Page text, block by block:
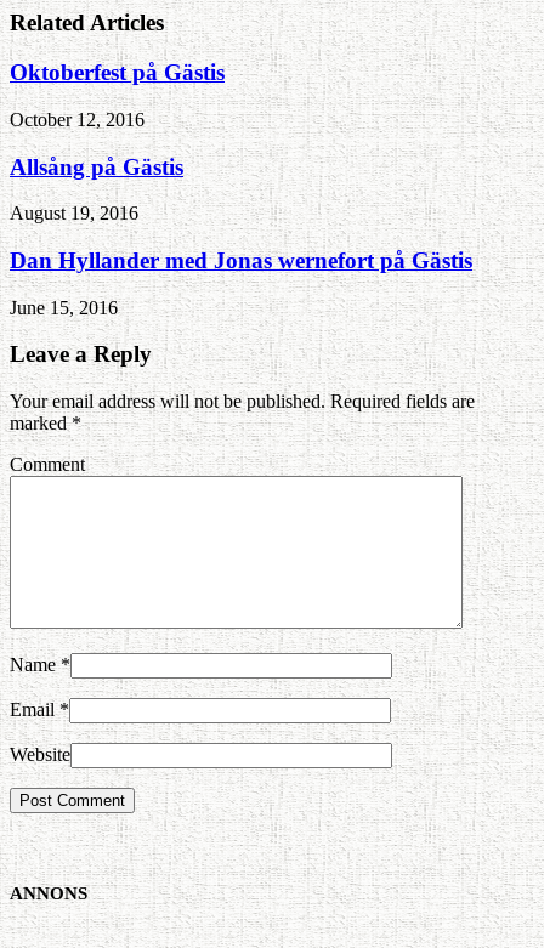
Related Articles
Oktoberfest på Gästis
October 12, 2016
Allsång på Gästis
August 19, 2016
Dan Hyllander med Jonas wernefort på Gästis
June 15, 2016
Leave a Reply
Your email address will not be published. Required fields are
marked*
Comment
Name *
Email *
Website
ANNONS